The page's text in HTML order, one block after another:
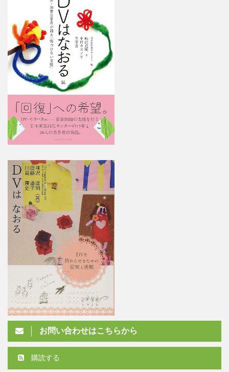
お問い合わせはこちらから
購読する